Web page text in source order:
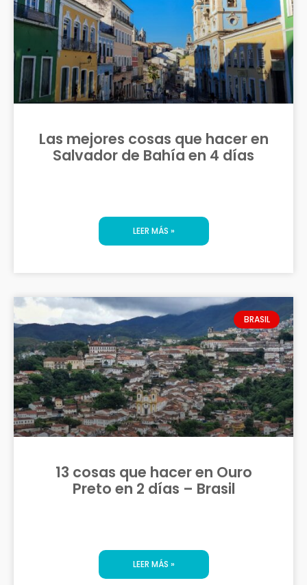
Las mejores cosas que hacer en
Salvador de Bahía en 4 días
LEER MÁS »
BRASIL
13 cosas que hacer en Ouro
Preto en 2 días – Brasil
LEER MÁS »